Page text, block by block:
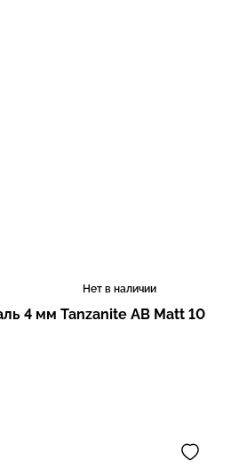
Нет в наличии
4 мм Tanzanite AB Matt 10